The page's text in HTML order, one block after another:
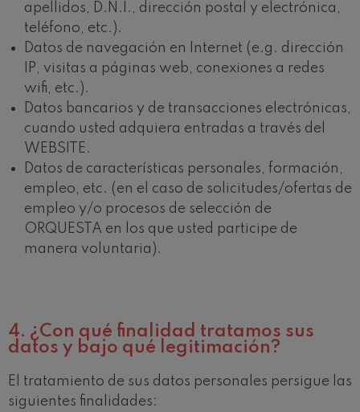
apellidos, D.N.I., dirección postal y electrónica,
teléfono, etc.).
Datos de navegación en Internet (e.g. dirección
IP, visitas a páginas web, conexiones a redes
wifi, etc.).
Datos bancarios y de transacciones electrónicas,
cuando usted adquiera entradas a través del
WEBSITE.
Datos de características personales, formación,
empleo, etc. (en el caso de solicitudes/ofertas de
empleo y/o procesos de selección de
ORQUESTA en los que usted participe de
manera voluntaria).
4. ¿Con qué finalidad tratamos sus
datos y bajo qué legitimación?
El tratamiento de sus datos personales persigue las
siguientes finalidades: